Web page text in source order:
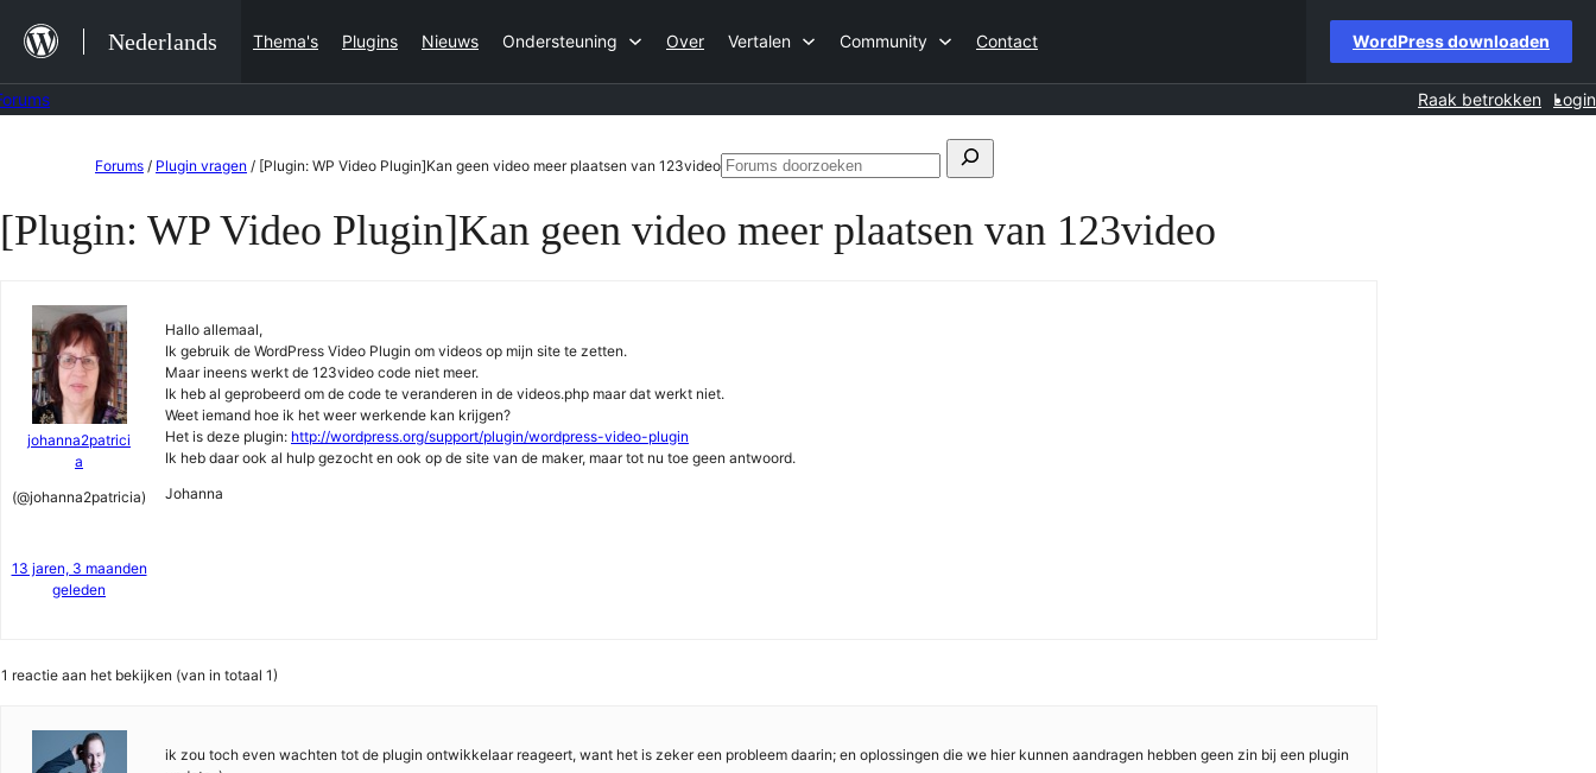
naar
de
Nederlands Thema's Plugins Nieuws Ondersteuning Over Vertalen Community Contact WordPress downloaden
Raak betrokken Login
Forums / Plugin vragen / [Plugin: WP Video Plugin]Kan geen video meer plaatsen van 123videoZoeken
Forums
[Plugin: WP Video Plugin]Kan geen video meer plaatsen van 123video
johanna2patrici
a
(@johanna2patricia)
13 jaren, 3 maanden
geleden
Hallo allemaal,
Ik gebruik de WordPress Video Plugin om videos op mijn site te zetten.
Maar ineens werkt de 123video code niet meer.
Ik heb al geprobeerd om de code te veranderen in de videos.php maar dat werkt niet.
Weet iemand hoe ik het weer werkende kan krijgen?
Het is deze plugin: http://wordpress.org/support/plugin/wordpress-video-plugin
Ik heb daar ook al hulp gezocht en ook op de site van de maker, maar tot nu toe geen antwoord.
Johanna
1 reactie aan het bekijken (van in totaal 1)
ik zou toch even wachten tot de plugin ontwikkelaar reageert, want het is zeker een probleem daarin; en oplossingen die we hier kunnen aandragen hebben geen zin bij een plugin